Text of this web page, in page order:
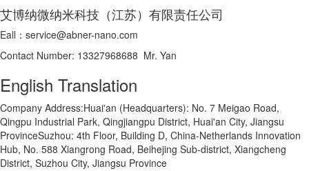
艾博纳微纳米科技（江苏）有限责任公司
Eall：service@abner-nano.com
Contact Number: 13327968688 Mr. Yan
English Translation
Company Address:Huai'an (Headquarters): No. 7 Meigao Road,
Qingpu Industrial Park, Qingjiangpu District, Huai'an City, Jiangsu
ProvinceSuzhou: 4th Floor, Building D, China-Netherlands Innovation
Hub, No. 588 Xiangrong Road, Beihejing Sub-district, Xiangcheng
District, Suzhou City, Jiangsu Province